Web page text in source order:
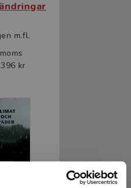
m.fl.
kr